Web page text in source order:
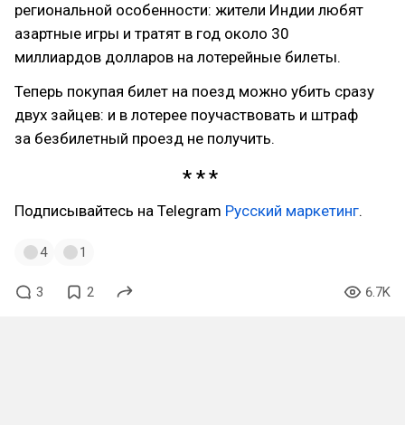
региональной особенности: жители Индии любят
азартные игры и тратят в год около 30
миллиардов долларов на лотерейные билеты.
Теперь покупая билет на поезд можно убить сразу
двух зайцев: и в лотерее поучаствовать и штраф
за безбилетный проезд не получить.
Подписывайтесь на Telegram Русский маркетинг.
4 1
3 2 6.7K